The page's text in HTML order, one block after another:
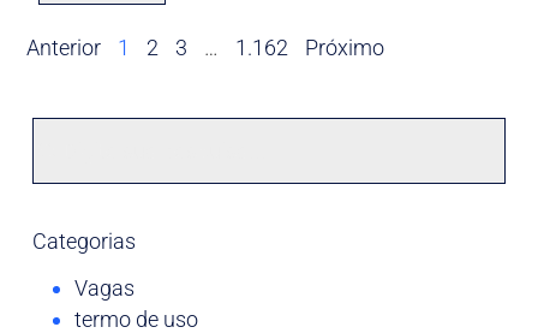
Anterior 1 2 3 … 1.162 Próximo
Categorias
Vagas
termo de uso